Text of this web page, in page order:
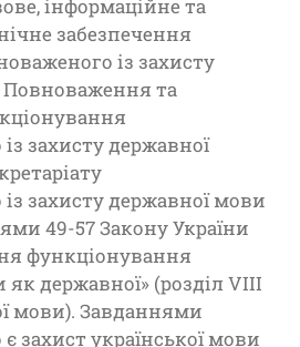
інформаційне та
забезпечення
із захисту
та
захисту державної
захисту державної мови
49-57 Закону України
функціонування
державної» (розділ VІІІ
мови). Завданнями
захист української мови